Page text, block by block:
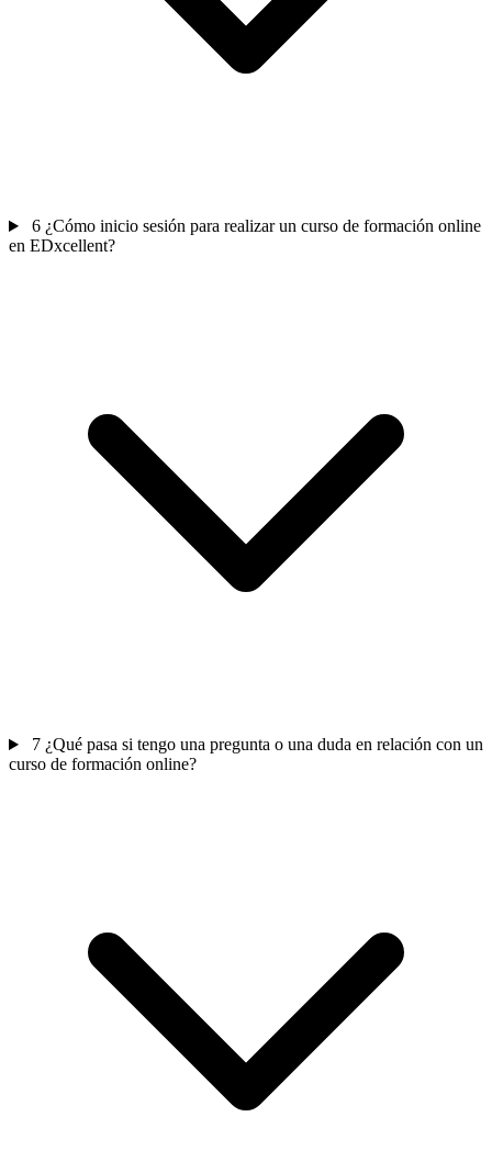
6 ¿Cómo inicio sesión para realizar un curso de formación online
en EDxcellent?
7 ¿Qué pasa si tengo una pregunta o una duda en relación con un
curso de formación online?